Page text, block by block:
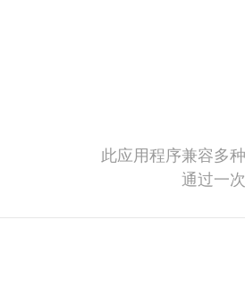
此应用程序兼容多
通过一